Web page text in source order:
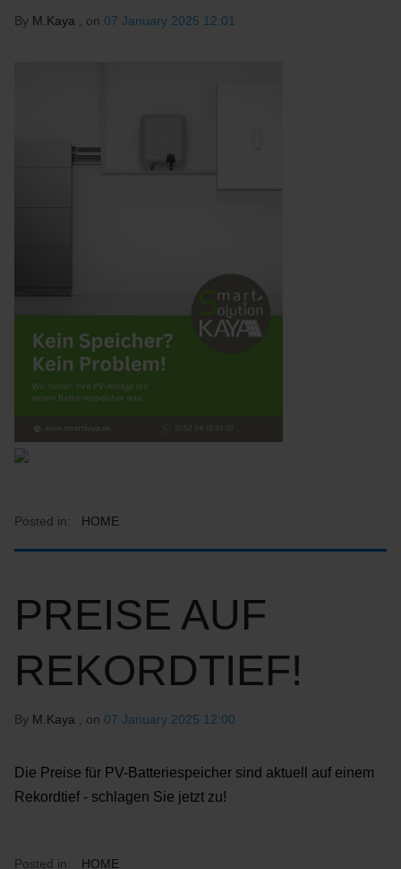
By M.Kaya , on 07 January 2025 12:01
Posted in: HOME
PREISE AUF
REKORDTIEF!
By M.Kaya , on 07 January 2025 12:00
Die Preise für PV-Batteriespeicher sind aktuell auf einem
Rekordtief - schlagen Sie jetzt zu!
Posted in: HOME